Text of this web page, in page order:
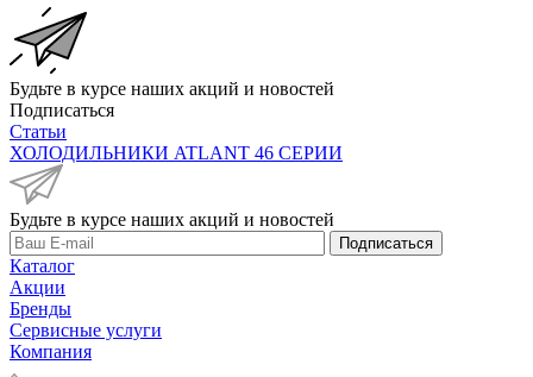
Будьте в курсе наших акций и новостей
Подписаться
Статьи
ХОЛОДИЛЬНИКИ ATLANT 46 СЕРИИ
Будьте в курсе наших акций и новостей
Подписаться
Каталог
Акции
Бренды
Сервисные услуги
Компания